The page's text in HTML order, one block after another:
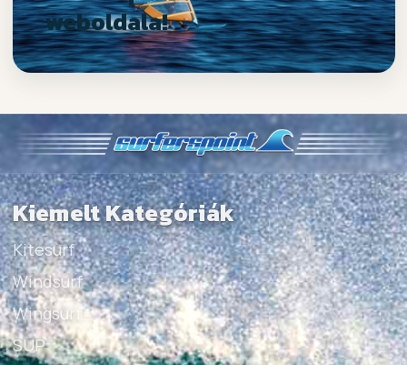
weboldala!
Kiemelt Kategóriák
Kitesurf
Windsurf
Wingsurf
SUP